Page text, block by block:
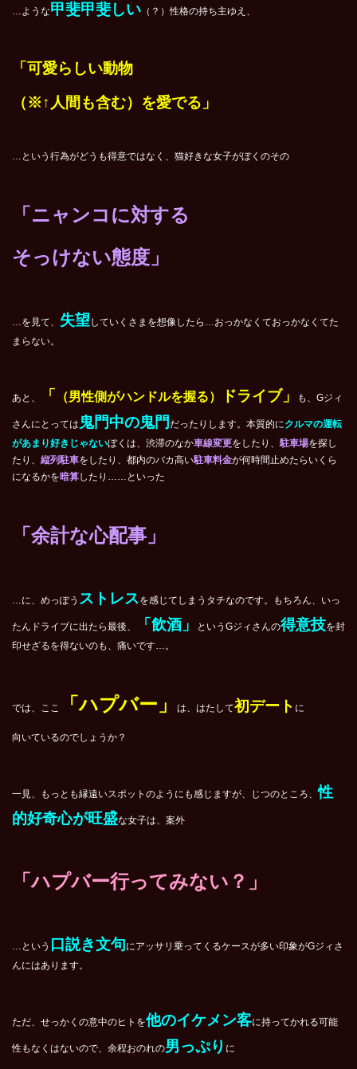
…ような甲斐甲斐しい （？）性格の持ち主ゆえ、
「可愛らしい動物
（※↑人間も含む）を愛でる」
…という行為がどうも得意ではなく、猫好きな女子がぼくのその
「ニャンコに対する
そっけない態度」
…を見て、 失望していくさまを想像したら…おっかなくておっかなくてた
まらない。
あと、 「 （男性側がハンドルを握る） ドライブ」 も、Gジィ
さんにとっては 鬼門中の鬼門 だったりします。本質的にクルマの運転
があまり好きじゃないぼくは、渋滞のなか車線変更をしたり、駐車場を探し
たり、 縦列駐車をしたり、都内のバカ高い駐車料金が何時間止めたらいくら
になるかを暗算したり……といった
「余計な心配事」
…に、めっぽう ストレスを感じてしまうタチなのです。もちろん、いっ
たんドライブに出たら最後、 「飲酒」 というGジィさんの得意技を封
印せざるを得ないのも、痛いです…。
では、ここ 「ハプバー」 は、はたして初デート に
向いているのでしょうか？
一見、もっとも縁遠いスポットのようにも感じますが、じつのところ、性
的好奇心が旺盛な女子は、案外
「ハプバー行ってみない？」
…という 口説き文句にアッサリ乗ってくるケースが多い印象がGジィさ
んにはあります。
ただ、せっかくの意中のヒトを他のイケメン客に持ってかれる可能
性もなくはないので、余程おのれの男っぷり に